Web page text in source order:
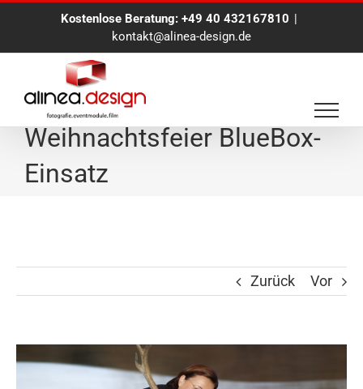
Kostenlose Beratung: +49 40 432167810 |
kontakt@alinea-design.de
Bertelsmann
Weihnachtsfeier BlueBox-
Einsatz
Zurück Vor